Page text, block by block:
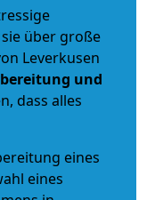
über große
Leverkusen
und
dass alles
eines
eines